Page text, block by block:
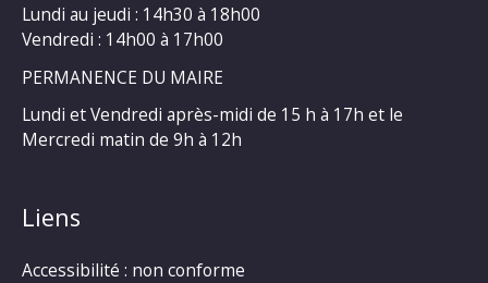
Lundi au jeudi : 14h30 à 18h00
Vendredi : 14h00 à 17h00
PERMANENCE DU MAIRE
Lundi et Vendredi après-midi de 15 h à 17h et le
Mercredi matin de 9h à 12h
Liens
Accessibilité : non conforme